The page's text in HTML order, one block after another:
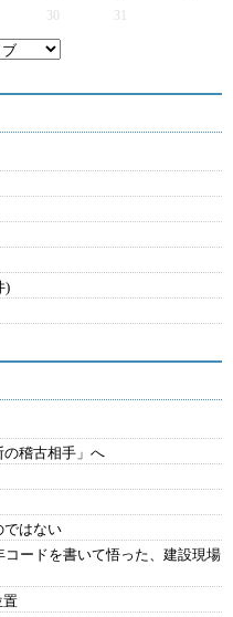
30 31
)
稽古相手」へ
ではない
コードを書いて悟った、建設現場
置